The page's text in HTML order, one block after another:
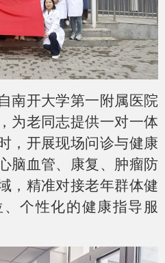
南开大学第一附属医院
为老同志提供一对一体
，开展现场问诊与健康
脑血管、康复、肿瘤防
，精准对接老年群体健
个性化的健康指导服